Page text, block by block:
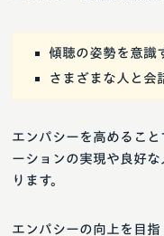
傾聴の姿勢を意識
さまざまな人と会
エンパシーを高めるこ
ーションの実現や良好
ります。
エンパシーの向上を目